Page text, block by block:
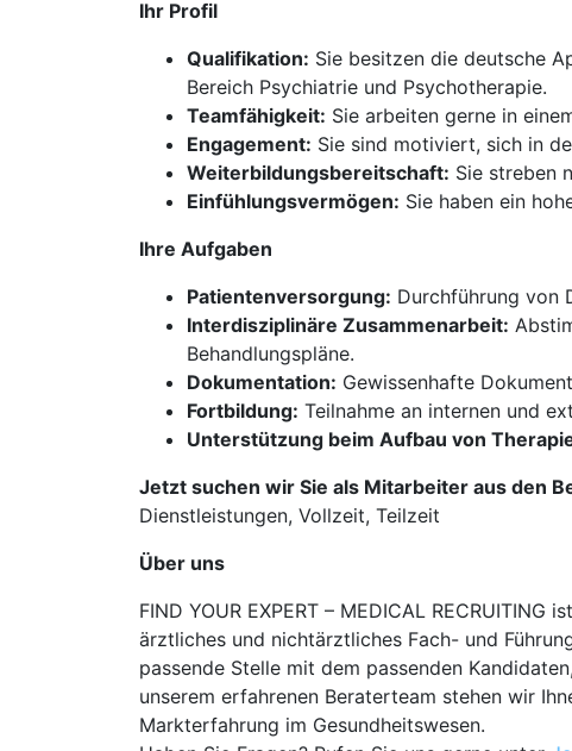
Ihr Profil
Qualifikation: Sie besitzen die deutsche
Bereich Psychiatrie und Psychotherapie.
Teamfähigkeit: Sie arbeiten gerne in
Engagement: Sie sind motiviert, sich in
Weiterbildungsbereitschaft: Sie streben
Einfühlungsvermögen: Sie haben ein
Ihre Aufgaben
Patientenversorgung: Durchführung von
Interdisziplinäre Zusammenarbeit:
Behandlungspläne.
Dokumentation: Gewissenhafte
Fortbildung: Teilnahme an internen und
Unterstützung beim Aufbau von
Jetzt suchen wir Sie als Mitarbeiter aus den
Dienstleistungen, Vollzeit, Teilzeit
Über uns
FIND YOUR EXPERT – MEDICAL
ärztliches und nichtärztliches Fach- und
passende Stelle mit dem passenden
unserem erfahrenen Beraterteam stehen wir
Markterfahrung im Gesundheitswesen.